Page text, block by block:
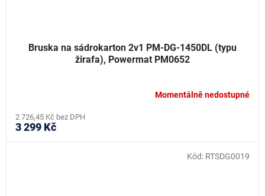
Bruska na sádrokarton 2v1 PM-DG-1450DL (typu
žirafa), Powermat PM0652
Momentálně nedostupné
2 726,45 Kč bez DPH
3 299 Kč
Kód: RTSDG0019